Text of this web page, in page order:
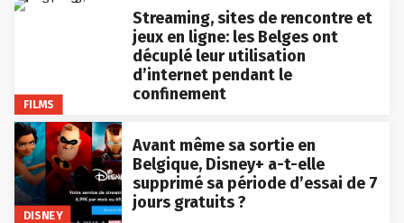
FILMS
Streaming, sites de rencontre et
jeux en ligne: les Belges ont
décuplé leur utilisation
d’internet pendant le
confinement
DISNEY
Avant même sa sortie en
Belgique, Disney+ a-t-elle
supprimé sa période d’essai de 7
jours gratuits ?